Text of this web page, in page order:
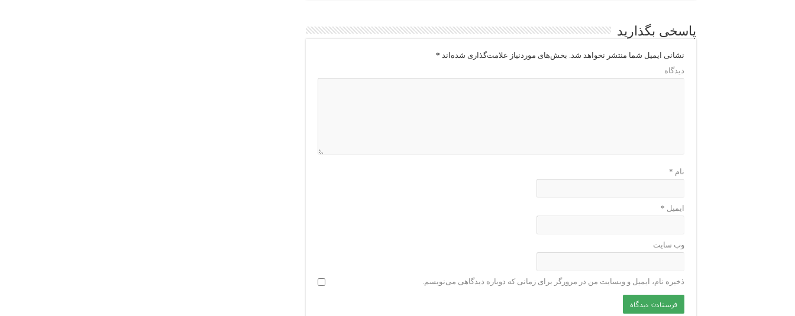
پاسخی بگذارید
نشانی ایمیل شما منتشر نخواهد شد. بخش‌های موردنیاز علامت‌گذاری شده‌اند *
دیدگاه
نام *
ایمیل *
وب‌ سایت
ذخیره نام، ایمیل و وبسایت من در مرورگر برای زمانی که دوباره دیدگاهی می‌نویسم.